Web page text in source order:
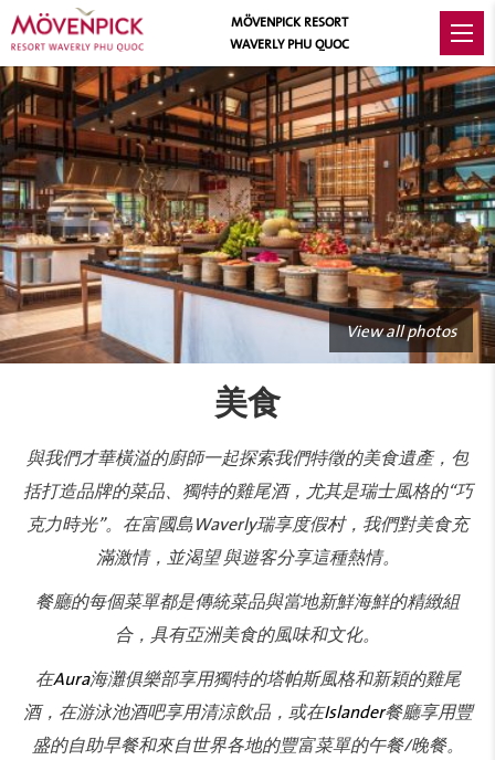
View all photos
美食
與我們才華橫溢的廚師一起探索我們特徵的美食遺產，包
括打造品牌的菜品、獨特的雞尾酒，尤其是瑞士風格的“巧
克力時光”。在富國島Waverly瑞享度假村，我們對美食充
滿激情，並渴望 與遊客分享這種熱情。
餐廳的每個菜單都是傳統菜品與當地新鮮海鮮的精緻組
合，具有亞洲美食的風味和文化。
在Aura海灘俱樂部享用獨特的塔帕斯風格和新穎的雞尾
酒，在游泳池酒吧享用清涼飲品，或在Islander餐廳享用豐
盛的自助早餐和來自世界各地的豐富菜單的午餐/晚餐。
MÖVENPICK RESORT
WAVERLY PHU QUOC